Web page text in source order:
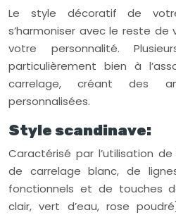
Le style décoratif de
s’harmoniser avec le reste
votre personnalité.
particulièrement bien à
carrelage, créant des
personnalisées.
Style scandinave:
Caractérisé par l’utilisation
de carrelage blanc, de
fonctionnels et de touches
clair, vert d’eau, rose